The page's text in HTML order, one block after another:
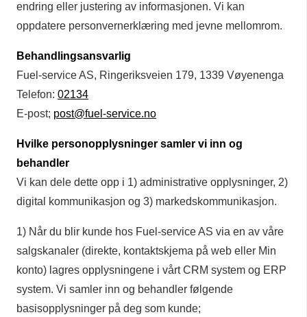
endring eller justering av informasjonen. Vi kan
oppdatere personvernerklæring med jevne mellomrom.
Behandlingsansvarlig
Fuel-service AS, Ringeriksveien 179, 1339 Vøyenenga
Telefon: 02134
E-post; post@fuel-service.no
Hvilke personopplysninger samler vi inn og
behandler
Vi kan dele dette opp i 1) administrative opplysninger, 2)
digital kommunikasjon og 3) markedskommunikasjon.
1) Når du blir kunde hos Fuel-service AS via en av våre
salgskanaler (direkte, kontaktskjema på web eller Min
konto) lagres opplysningene i vårt CRM system og ERP
system. Vi samler inn og behandler følgende
basisopplysninger på deg som kunde;